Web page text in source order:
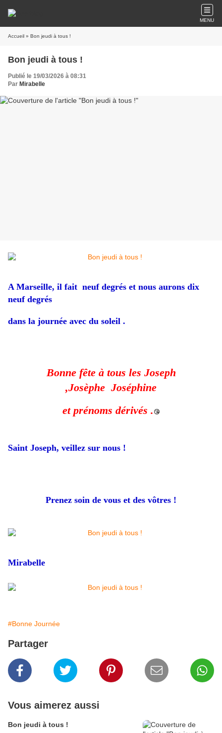
MENU
Accueil » Bon jeudi à tous !
Bon jeudi à tous !
Publié le 19/03/2026 à 08:31
Par Mirabelle
A Marseille, il fait neuf degrés et nous aurons dix
neuf degrés
dans la journée avec du soleil .
Bonne fête à tous les Joseph
,Josèphe Joséphine
et prénoms dérivés . 😘
Saint Joseph, veillez sur nous !
Prenez soin de vous et des vôtres !
Mirabelle
#Bonne Journée
Partager
Vous aimerez aussi
Bon jeudi à tous !